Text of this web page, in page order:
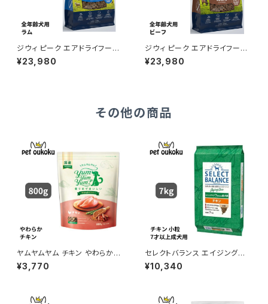
ジウィ ピーク エアドライフード
ラム 2.5kg 正規品 94210165
92982
¥23,980
ジウィ ピーク エアドライフード
ビーフ 2.5kg 正規品 9421016
593163
¥23,980
その他の商品
ヤムヤムヤム チキン やわらかド
ライタイプ 800g yum yum yu
m ! 4571245859341
¥3,770
セレクトバランス エイジングケ
ア チキン 小粒 ７才以上の成犬
用 7kg
¥10,340